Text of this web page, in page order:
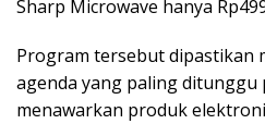
Sharp Microwave hanya
Program tersebut dipastikan
agenda yang paling
menawarkan produk